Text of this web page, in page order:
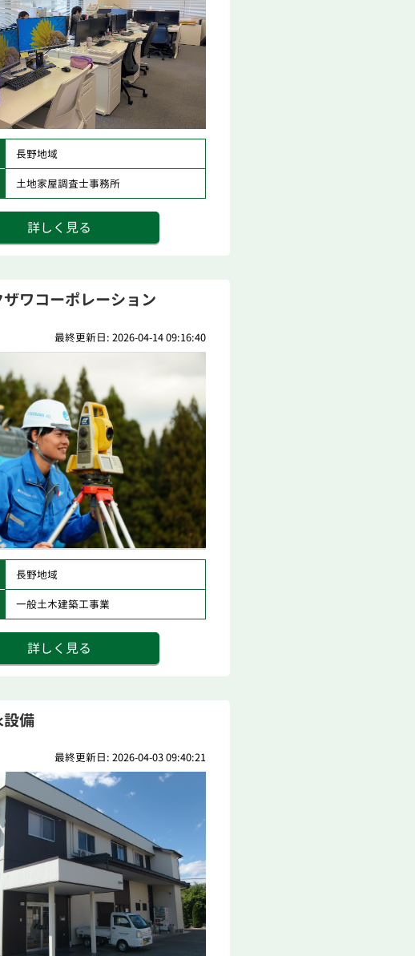
長野地域
土地家屋調査士事務所
詳しく見る
ワコーポレーション
最終更新日: 2026-04-14 09:16:40
長野地域
一般土木建築工事業
詳しく見る
備
最終更新日: 2026-04-03 09:40:21